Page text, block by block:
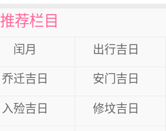
推荐栏目
闰月 出行吉日
乔迁吉日 安门吉日
入殓吉日 修坟吉日